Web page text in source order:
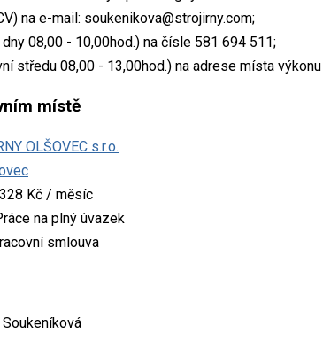
na e-mail: soukenikova@strojirny.com;
08,00 - 10,00hod.) na čísle 581 694 511;
středu 08,00 - 13,00hod.) na adrese místa
místě
OLŠOVEC s.r.o.
Kč / měsíc
na plný úvazek
smlouva